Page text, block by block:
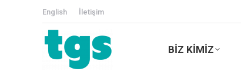
English İletişim
BİZ KİMİZ